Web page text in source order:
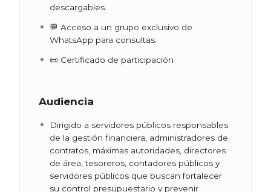
descargables.
💬 Acceso a un grupo exclusivo de
WhatsApp para consultas.
📜 Certificado de participación
Audiencia
Dirigido a servidores públicos responsables
de la gestión financiera, administradores de
contratos, máximas autoridades, directores
de área, tesoreros, contadores públicos y
servidores públicos que buscan fortalecer
su control presupuestario y prevenir